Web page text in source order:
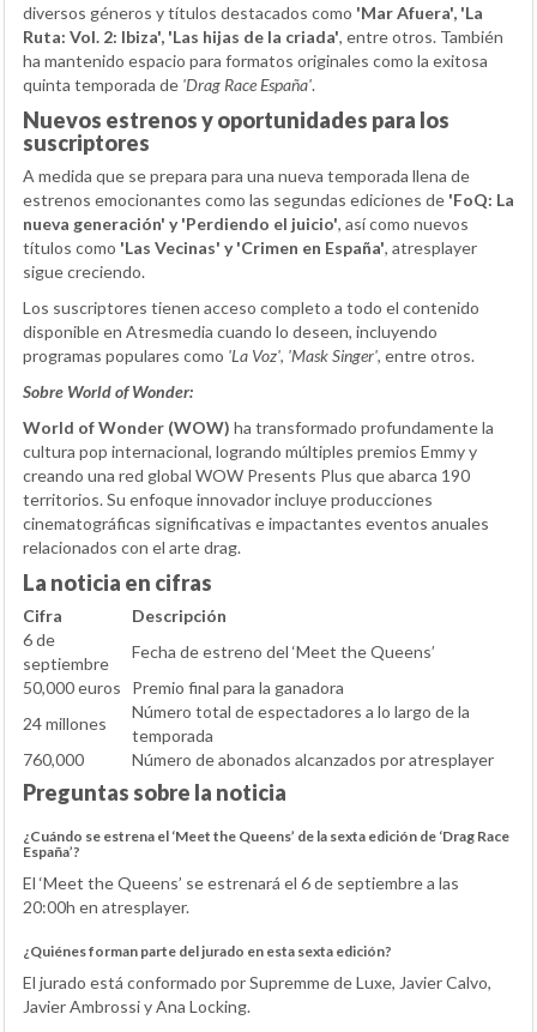
diversos géneros y títulos destacados como 'Mar Afuera', 'La
Ruta: Vol. 2: Ibiza', 'Las hijas de la criada', entre otros. También
ha mantenido espacio para formatos originales como la exitosa
quinta temporada de 'Drag Race España'.
Nuevos estrenos y oportunidades para los
suscriptores
A medida que se prepara para una nueva temporada llena de
estrenos emocionantes como las segundas ediciones de 'FoQ: La
nueva generación' y 'Perdiendo el juicio', así como nuevos
títulos como 'Las Vecinas' y 'Crimen en España', atresplayer
sigue creciendo.
Los suscriptores tienen acceso completo a todo el contenido
disponible en Atresmedia cuando lo deseen, incluyendo
programas populares como 'La Voz', 'Mask Singer', entre otros.
Sobre World of Wonder:
World of Wonder (WOW) ha transformado profundamente la
cultura pop internacional, logrando múltiples premios Emmy y
creando una red global WOW Presents Plus que abarca 190
territorios. Su enfoque innovador incluye producciones
cinematográficas significativas e impactantes eventos anuales
relacionados con el arte drag.
La noticia en cifras
Cifra
Descripción
6 de
septiembre
Fecha de estreno del ‘Meet the Queens’
50,000 euros
Premio final para la ganadora
24 millones
Número total de espectadores a lo largo de la
temporada
760,000
Número de abonados alcanzados por atresplayer
Preguntas sobre la noticia
¿Cuándo se estrena el ‘Meet the Queens’ de la sexta edición de ‘Drag Race
España’?
El ‘Meet the Queens’ se estrenará el 6 de septiembre a las
20:00h en atresplayer.
¿Quiénes forman parte del jurado en esta sexta edición?
El jurado está conformado por Supremme de Luxe, Javier Calvo,
Javier Ambrossi y Ana Locking.